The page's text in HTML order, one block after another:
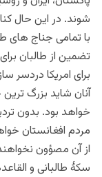
شوند. در این حال
با تمامی جناج های
تضمین از طالبان
برای امریکا دردسر
آنان شاید بزرگ
خواهد بود. بدون
مردم افغانستان
از آن مصؤون
سکۀ طالبانی و